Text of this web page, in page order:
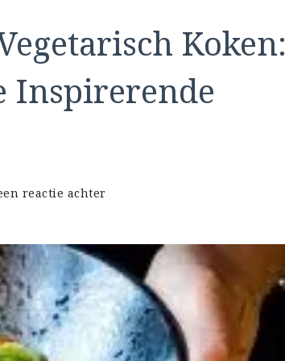
Koken:
Inspirerende
reactie achter
Kunst
van
Vegetarisch
Koken:
Schrijf
je
in